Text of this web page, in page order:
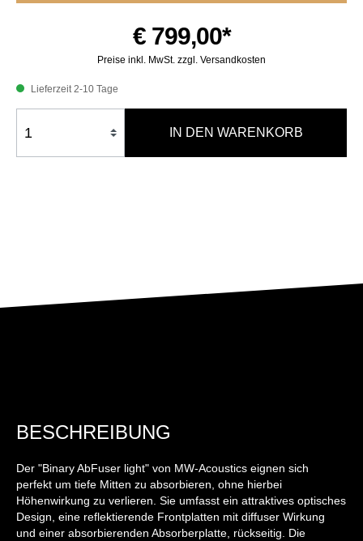
€ 799,00*
Preise inkl. MwSt. zzgl. Versandkosten
Lieferzeit 2-10 Tage
IN DEN WARENKORB
BESCHREIBUNG
Der "Binary AbFuser light" von MW-Acoustics eignen sich
perfekt um tiefe Mitten zu absorbieren, ohne hierbei
Höhenwirkung zu verlieren. Sie umfasst ein attraktives optisches
Design, eine reflektierende Frontplatten mit diffuser Wirkung
und einer absorbierenden Absorberplatte, rückseitig. Die